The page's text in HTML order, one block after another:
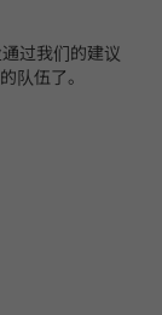
过我们的建议
队伍了。